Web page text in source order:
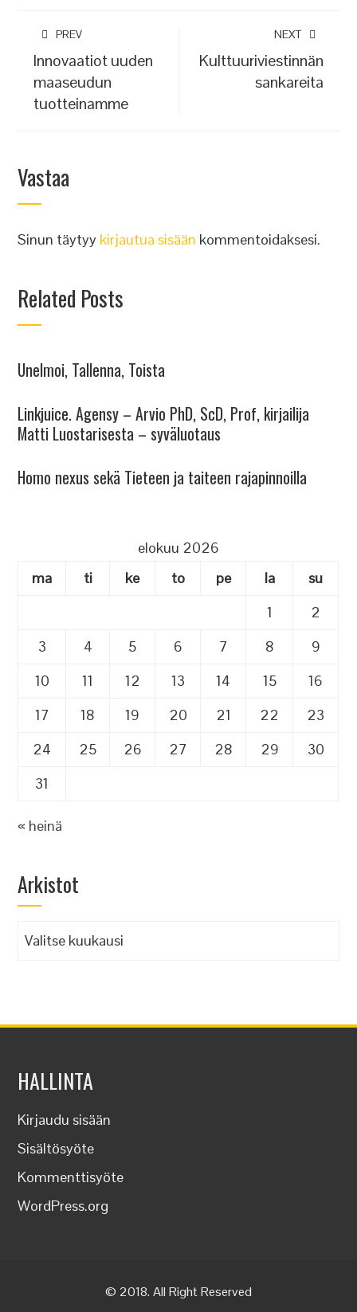
PREV
Innovaatiot uuden
maaseudun
tuotteinamme
NEXT
Kulttuuriviestinnän
sankareita
Vastaa
Sinun täytyy kirjautua sisään kommentoidaksesi.
Related Posts
Unelmoi, Tallenna, Toista
Linkjuice. Agensy – Arvio PhD, ScD, Prof, kirjailija
Matti Luostarisesta – syväluotaus
Homo nexus sekä Tieteen ja taiteen rajapinnoilla
elokuu 2026
ma
ti ke to pe la
su
1
2
3
4 5 6 7 8
9
10
11 12 13 14 15
16
17
18 19 20 21 22
23
24
25 26 27 28 29
30
31
« heinä
Arkistot
Arkistot
HALLINTA
Kirjaudu sisään
Sisältösyöte
Kommenttisyöte
WordPress.org
© 2018. All Right Reserved